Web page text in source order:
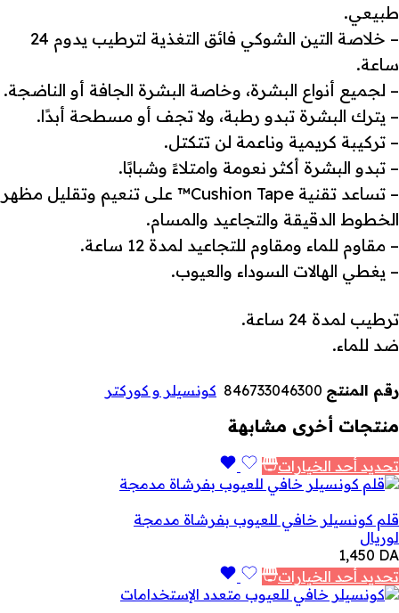
طبيعي.
– خلاصة التين الشوكي فائق التغذية لترطيب يدوم 24
ساعة.
– لجميع أنواع البشرة، وخاصة البشرة الجافة أو الناضجة.
– يترك البشرة تبدو رطبة، ولا تجف أو مسطحة أبدًا.
– تركيبة كريمية وناعمة لن تتكتل.
– تبدو البشرة أكثر نعومة وامتلاءً وشبابًا.
– تساعد تقنية Cushion Tape™ على تنعيم وتقليل مظهر
الخطوط الدقيقة والتجاعيد والمسام.
– مقاوم للماء ومقاوم للتجاعيد لمدة 12 ساعة.
– يغطي الهالات السوداء والعيوب.
ترطيب لمدة 24 ساعة.
ضد للماء.
رقم المنتج 846733046300 كونسيلر و كوركتر
منتجات أخرى مشابهة
تحديد أحد الخيارات
قلم كونسيلر خافي للعيوب بفرشاة مدمجة
لوريال
1,450 DA
تحديد أحد الخيارات